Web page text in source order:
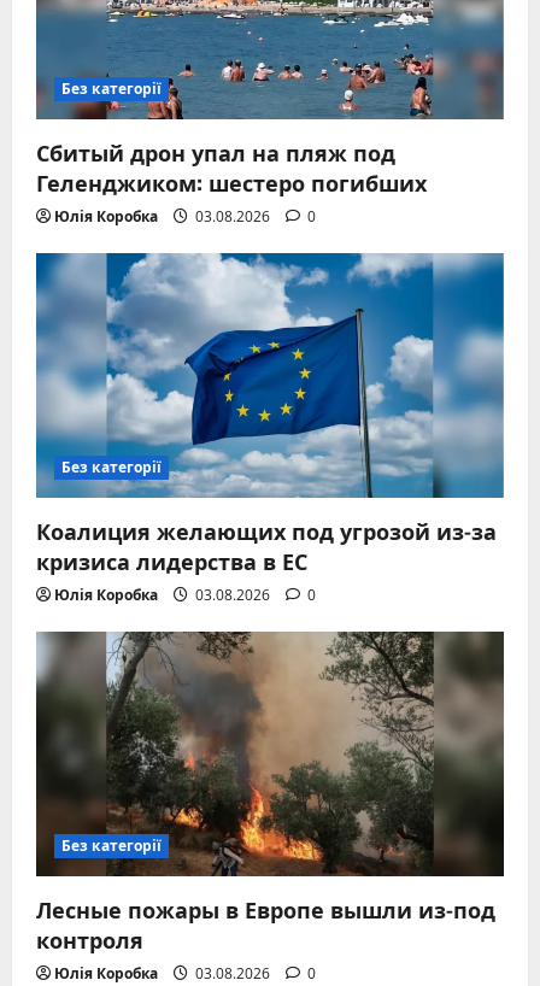
Без категорії
Сбитый дрон упал на пляж под
Геленджиком: шестеро погибших
Юлія Коробка 03.08.2026 0
Без категорії
Коалиция желающих под угрозой из-за
кризиса лидерства в ЕС
Юлія Коробка 03.08.2026 0
Без категорії
Лесные пожары в Европе вышли из-под
контроля
Юлія Коробка 03.08.2026 0